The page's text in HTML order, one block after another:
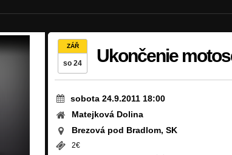
ZÁŘ
so 24 Ukončenie
sobota 24.9.2011 18:00
Matejková Dolina
Brezová pod Bradlom, SK
2€